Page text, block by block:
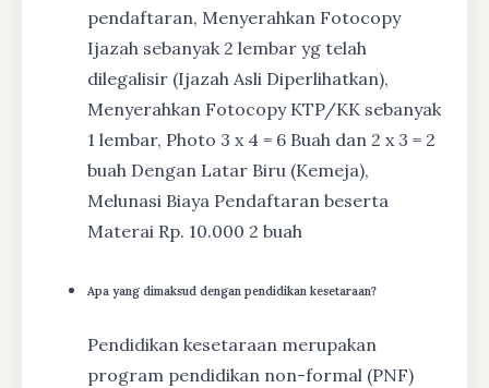
pendaftaran, Menyerahkan Fotocopy
Ijazah sebanyak 2 lembar yg telah
dilegalisir (Ijazah Asli Diperlihatkan),
Menyerahkan Fotocopy KTP/KK sebanyak
1 lembar, Photo 3 x 4 = 6 Buah dan 2 x 3 = 2
buah Dengan Latar Biru (Kemeja),
Melunasi Biaya Pendaftaran beserta
Materai Rp. 10.000 2 buah
Apa yang dimaksud dengan pendidikan kesetaraan?
Pendidikan kesetaraan merupakan
program pendidikan non-formal (PNF)